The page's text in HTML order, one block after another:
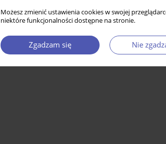
Możesz zmienić ustawienia cookies w swojej
niektóre funkcjonalności dostępne na stronie.
Zgadzam się Nie